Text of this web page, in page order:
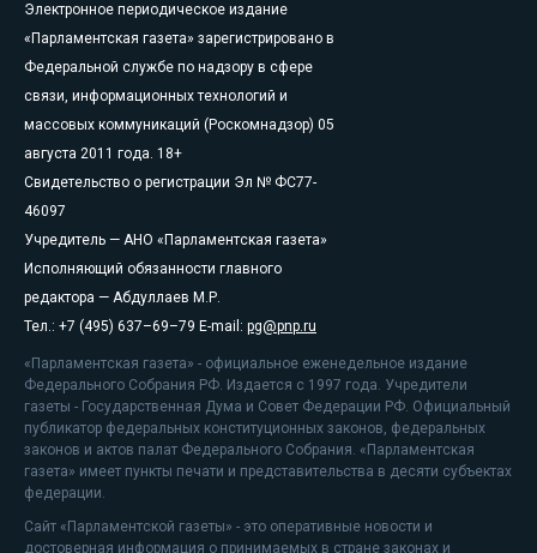
Электронное периодическое издание
«Парламентская газета» зарегистрировано в
Федеральной службе по надзору в сфере
связи, информационных технологий и
массовых коммуникаций (Роскомнадзор) 05
августа 2011 года. 18+
Свидетельство о регистрации Эл № ФС77-
46097
Учредитель — АНО «Парламентская газета»
Исполняющий обязанности главного
редактора — Абдуллаев М.Р.
Тел.: +7 (495) 637–69–79 E-mail: pg@pnp.ru
«Парламентская газета» - официальное еженедельное издание
Федерального Собрания РФ. Издается с 1997 года. Учредители
газеты - Государственная Дума и Совет Федерации РФ. Официальный
публикатор федеральных конституционных законов, федеральных
законов и актов палат Федерального Собрания. «Парламентская
газета» имеет пункты печати и представительства в десяти субъектах
федерации.
Сайт «Парламентской газеты» - это оперативные новости и
достоверная информация о принимаемых в стране законах и